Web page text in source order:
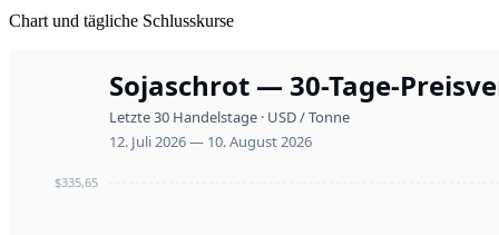
Chart und tägliche Schlusskurse